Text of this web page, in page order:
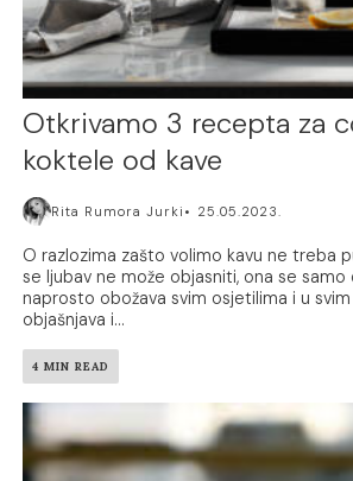
Otkrivamo 3 recepta za
koktele od kave
Rita Rumora Jurki 25.05.2023.
O razlozima zašto volimo kavu ne treba
se ljubav ne može objasniti, ona se samo
naprosto obožava svim osjetilima i u
objašnjava i...
4 MIN READ